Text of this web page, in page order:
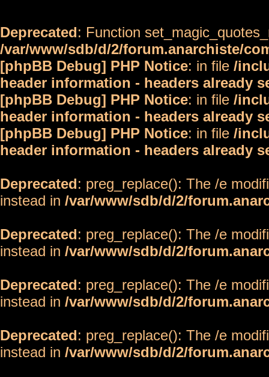
Deprecated: Function
/var/www/sdb/d/2/forum.anarchiste/
[phpBB Debug] PHP Notice: in file /
header information - headers already
[phpBB Debug] PHP Notice: in file /
header information - headers already
[phpBB Debug] PHP Notice: in file /
header information - headers already
Deprecated: preg_replace(): The /e
instead in /var/www/sdb/d/2/
Deprecated: preg_replace(): The /e
instead in /var/www/sdb/d/2/
Deprecated: preg_replace(): The /e
instead in /var/www/sdb/d/2/
Deprecated: preg_replace(): The /e
instead in /var/www/sdb/d/2/